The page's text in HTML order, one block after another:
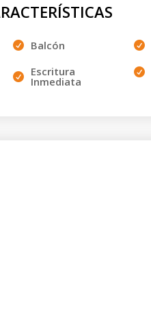
Balcón
Escritura
Inmediata